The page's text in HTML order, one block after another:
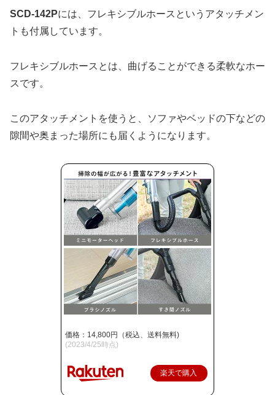
SCD-142Pには、フレキシブルホースというアタッチメン
トも付属しています。
フレキシブルホースとは、曲げることができる柔軟なホー
スです。
このアタッチメントを使うと、ソファやベッドの下などの
隙間や奥まった場所にも届くようになります。
価格：14,800円（税込、送料無料)
(2023/4/25時点)
楽天で購入